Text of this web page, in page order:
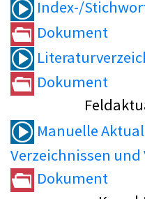
Index-/
Dokument
Dokument
Manuelle
Verzeichnissen und
Dokument